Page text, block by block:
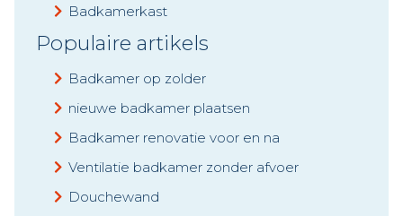
Badkamerkast
Populaire artikels
Badkamer op zolder
nieuwe badkamer plaatsen
Badkamer renovatie voor en na
Ventilatie badkamer zonder afvoer
Douchewand